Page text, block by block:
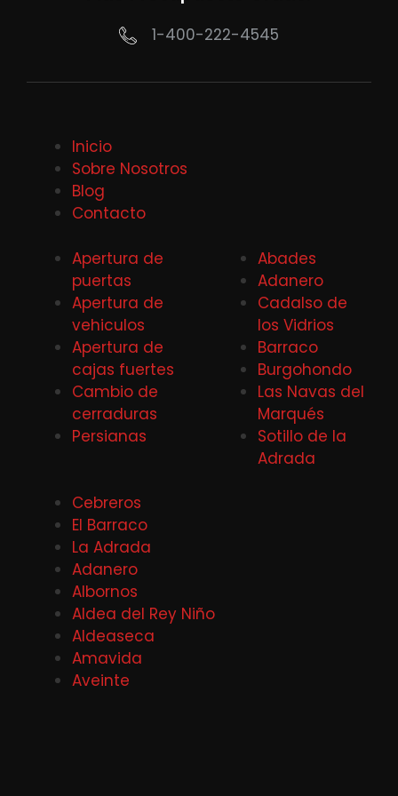
1-400-222-4545
Inicio
Sobre Nosotros
Blog
Contacto
Apertura de
puertas
Apertura de
vehiculos
Apertura de
cajas fuertes
Cambio de
cerraduras
Persianas
Abades
Adanero
Cadalso de
los Vidrios
Barraco
Burgohondo
Las Navas del
Marqués
Sotillo de la
Adrada
Cebreros
El Barraco
La Adrada
Adanero
Albornos
Aldea del Rey Niño
Aldeaseca
Amavida
Aveinte